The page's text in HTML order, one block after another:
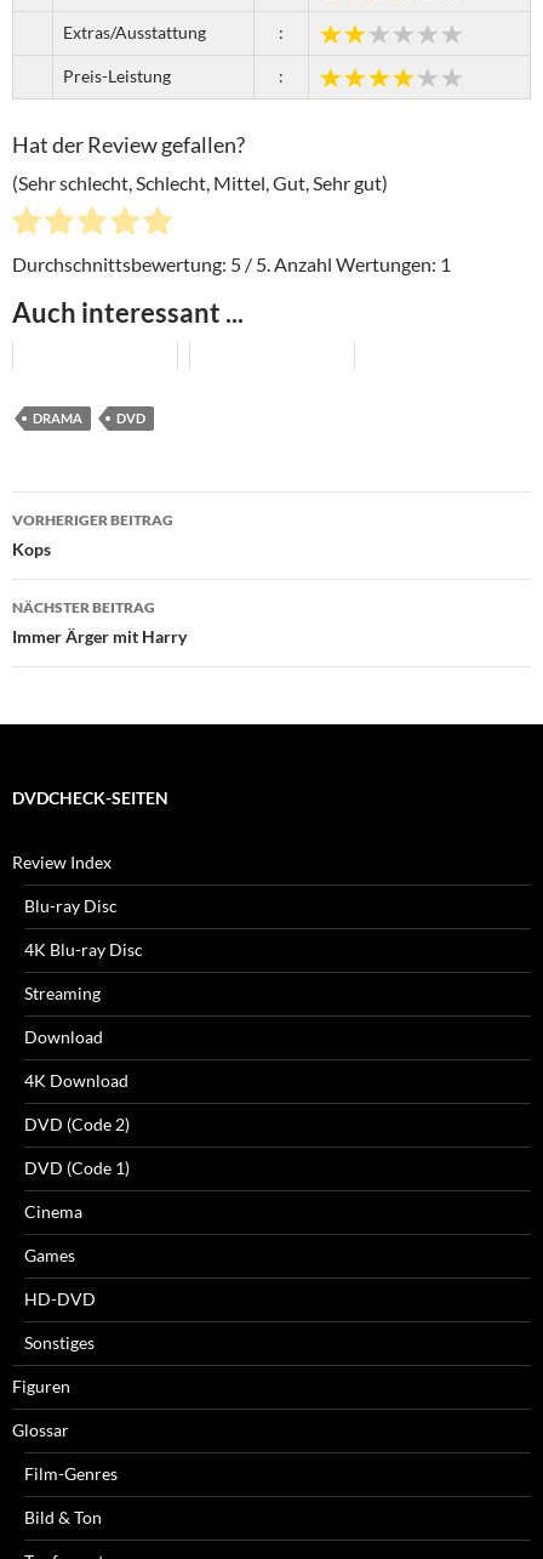
Extras/Ausstattung :
Preis-Leistung :
Hat der Review gefallen?
(Sehr schlecht, Schlecht, Mittel, Gut, Sehr gut)
Durchschnittsbewertung: 5 / 5. Anzahl Wertungen: 1
Auch interessant ...
DRAMA DVD
Beitragsnavigation
VORHERIGER BEITRAG
Kops
NÄCHSTER BEITRAG
Immer Ärger mit Harry
DVDCHECK-SEITEN
Review Index
Blu-ray Disc
4K Blu-ray Disc
Streaming
Download
4K Download
DVD (Code 2)
DVD (Code 1)
Cinema
Games
HD-DVD
Sonstiges
Figuren
Glossar
Film-Genres
Bild & Ton